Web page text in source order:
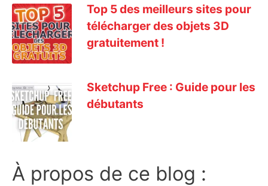
Top 5 des meilleurs sites pour
télécharger des objets 3D
gratuitement !
Sketchup Free : Guide pour les
débutants
À propos de ce blog :